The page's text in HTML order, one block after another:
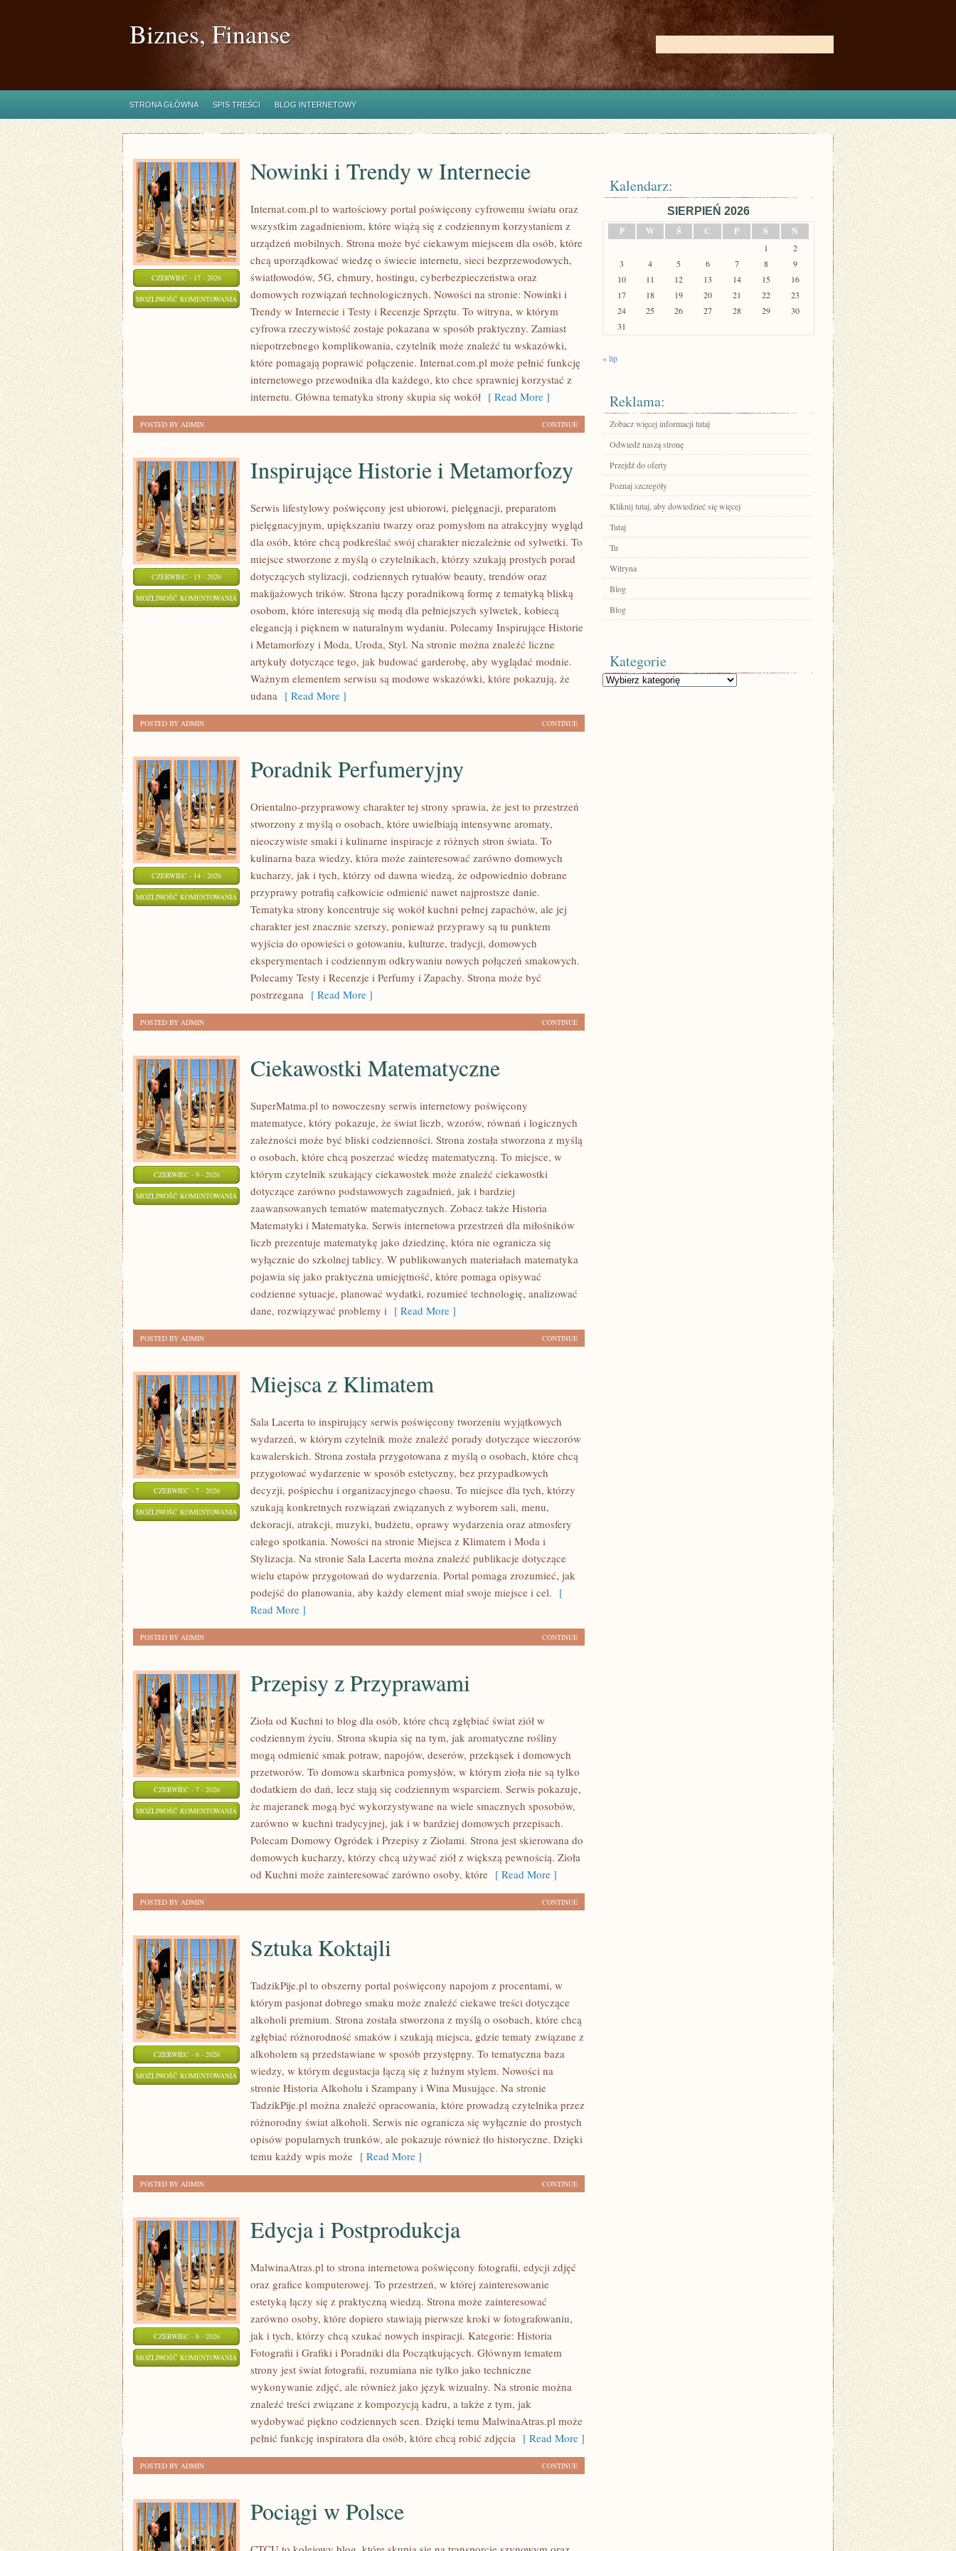
Biznes, Finanse
STRONA GŁÓWNA SPIS TREŚCI BLOG INTERNETOWY
CZERWIEC - 17 - 2026
MOŻLIWOŚĆ KOMENTOWANIA NOWINKI
TRENDY
INTERNECIE
Nowinki i Trendy w Internecie
Internat.com.pl to wartościowy portal poświęcony cyfrowemu światu oraz
wszystkim zagadnieniom, które wiążą się z codziennym korzystaniem z
urządzeń mobilnych. Strona może być ciekawym miejscem dla osób, które
chcą uporządkować wiedzę o świecie internetu, sieci bezprzewodowych,
światłowodów, 5G, chmury, hostingu, cyberbezpieczeństwa oraz
domowych rozwiązań technologicznych. Nowości na stronie: Nowinki i
Trendy w Internecie i Testy i Recenzje Sprzętu. To witryna, w którym
cyfrowa rzeczywistość zostaje pokazana w sposób praktyczny. Zamiast
niepotrzebnego komplikowania, czytelnik może znaleźć tu wskazówki,
które pomagają poprawić połączenie. Internat.com.pl może pełnić funkcję
internetowego przewodnika dla każdego, kto chce sprawniej korzystać z
internetu. Główna tematyka strony skupia się wokół [ Read More ]
CONTINUE
POSTED BY ADMIN
CZERWIEC - 15 - 2026
MOŻLIWOŚĆ KOMENTOWANIA INSPIRUJĄCE
HISTORIE
METAMORFOZY
Inspirujące Historie i Metamorfozy
Serwis lifestylowy poświęcony jest ubiorowi, pielęgnacji, preparatom
pielęgnacyjnym, upiększaniu twarzy oraz pomysłom na atrakcyjny wygląd
dla osób, które chcą podkreślać swój charakter niezależnie od sylwetki. To
miejsce stworzone z myślą o czytelnikach, którzy szukają prostych porad
dotyczących stylizacji, codziennych rytuałów beauty, trendów oraz
makijażowych trików. Strona łączy poradnikową formę z tematyką bliską
osobom, które interesują się modą dla pełniejszych sylwetek, kobiecą
elegancją i pięknem w naturalnym wydaniu. Polecamy Inspirujące Historie
i Metamorfozy i Moda, Uroda, Styl. Na stronie można znaleźć liczne
artykuły dotyczące tego, jak budować garderobę, aby wyglądać modnie.
Ważnym elementem serwisu są modowe wskazówki, które pokazują, że
udana [ Read More ]
CONTINUE
POSTED BY ADMIN
CZERWIEC - 14 - 2026
MOŻLIWOŚĆ KOMENTOWANIA PORADNIK
PERFUMERYJNY
Poradnik Perfumeryjny
Orientalno-przyprawowy charakter tej strony sprawia, że jest to przestrzeń
stworzony z myślą o osobach, które uwielbiają intensywne aromaty,
nieoczywiste smaki i kulinarne inspiracje z różnych stron świata. To
kulinarna baza wiedzy, która może zainteresować zarówno domowych
kucharzy, jak i tych, którzy od dawna wiedzą, że odpowiednio dobrane
przyprawy potrafią całkowicie odmienić nawet najprostsze danie.
Tematyka strony koncentruje się wokół kuchni pełnej zapachów, ale jej
charakter jest znacznie szerszy, ponieważ przyprawy są tu punktem
wyjścia do opowieści o gotowaniu, kulturze, tradycji, domowych
eksperymentach i codziennym odkrywaniu nowych połączeń smakowych.
Polecamy Testy i Recenzje i Perfumy i Zapachy. Strona może być
postrzegana [ Read More ]
CONTINUE
POSTED BY ADMIN
CZERWIEC - 9 - 2026
MOŻLIWOŚĆ KOMENTOWANIA CIEKAWOSTKI
MATEMATYCZNE
Ciekawostki Matematyczne
SuperMatma.pl to nowoczesny serwis internetowy poświęcony
matematyce, który pokazuje, że świat liczb, wzorów, równań i logicznych
zależności może być bliski codzienności. Strona została stworzona z myślą
o osobach, które chcą poszerzać wiedzę matematyczną. To miejsce, w
którym czytelnik szukający ciekawostek może znaleźć ciekawostki
dotyczące zarówno podstawowych zagadnień, jak i bardziej
zaawansowanych tematów matematycznych. Zobacz także Historia
Matematyki i Matematyka. Serwis internetowa przestrzeń dla miłośników
liczb prezentuje matematykę jako dziedzinę, która nie ogranicza się
wyłącznie do szkolnej tablicy. W publikowanych materiałach matematyka
pojawia się jako praktyczna umiejętność, które pomaga opisywać
codzienne sytuacje, planować wydatki, rozumieć technologię, analizować
dane, rozwiązywać problemy i [ Read More ]
CONTINUE
POSTED BY ADMIN
CZERWIEC - 7 - 2026
MOŻLIWOŚĆ KOMENTOWANIA MIEJSCA
KLIMATEM
Miejsca z Klimatem
Sala Lacerta to inspirujący serwis poświęcony tworzeniu wyjątkowych
wydarzeń, w którym czytelnik może znaleźć porady dotyczące wieczorów
kawalerskich. Strona została przygotowana z myślą o osobach, które chcą
przygotować wydarzenie w sposób estetyczny, bez przypadkowych
decyzji, pośpiechu i organizacyjnego chaosu. To miejsce dla tych, którzy
szukają konkretnych rozwiązań związanych z wyborem sali, menu,
dekoracji, atrakcji, muzyki, budżetu, oprawy wydarzenia oraz atmosfery
całego spotkania. Nowości na stronie Miejsca z Klimatem i Moda i
Stylizacja. Na stronie Sala Lacerta można znaleźć publikacje dotyczące
wielu etapów przygotowań do wydarzenia. Portal pomaga zrozumieć, jak
podejść do planowania, aby każdy element miał swoje miejsce i cel. [
Read More ]
CONTINUE
POSTED BY ADMIN
CZERWIEC - 7 - 2026
MOŻLIWOŚĆ KOMENTOWANIA PRZEPISY
PRZYPRAWAMI
Przepisy z Przyprawami
Zioła od Kuchni to blog dla osób, które chcą zgłębiać świat ziół w
codziennym życiu. Strona skupia się na tym, jak aromatyczne rośliny
mogą odmienić smak potraw, napojów, deserów, przekąsek i domowych
przetworów. To domowa skarbnica pomysłów, w którym zioła nie są tylko
dodatkiem do dań, lecz stają się codziennym wsparciem. Serwis pokazuje,
że majeranek mogą być wykorzystywane na wiele smacznych sposobów,
zarówno w kuchni tradycyjnej, jak i w bardziej domowych przepisach.
Polecam Domowy Ogródek i Przepisy z Ziołami. Strona jest skierowana do
domowych kucharzy, którzy chcą używać ziół z większą pewnością. Zioła
od Kuchni może zainteresować zarówno osoby, które [ Read More ]
CONTINUE
POSTED BY ADMIN
CZERWIEC - 6 - 2026
MOŻLIWOŚĆ KOMENTOWANIA SZTUKA
KOKTAJLI
Sztuka Koktajli
TadzikPije.pl to obszerny portal poświęcony napojom z procentami, w
którym pasjonat dobrego smaku może znaleźć ciekawe treści dotyczące
alkoholi premium. Strona została stworzona z myślą o osobach, które chcą
zgłębiać różnorodność smaków i szukają miejsca, gdzie tematy związane z
alkoholem są przedstawiane w sposób przystępny. To tematyczna baza
wiedzy, w którym degustacja łączą się z luźnym stylem. Nowości na
stronie Historia Alkoholu i Szampany i Wina Musujące. Na stronie
TadzikPije.pl można znaleźć opracowania, które prowadzą czytelnika przez
różnorodny świat alkoholi. Serwis nie ogranicza się wyłącznie do prostych
opisów popularnych trunków, ale pokazuje również tło historyczne. Dzięki
temu każdy wpis może [ Read More ]
CONTINUE
POSTED BY ADMIN
CZERWIEC - 6 - 2026
MOŻLIWOŚĆ KOMENTOWANIA EDYCJA
POSTPRODUKCJA
Edycja i Postprodukcja
MalwinaAtras.pl to strona internetowa poświęcony fotografii, edycji zdjęć
oraz grafice komputerowej. To przestrzeń, w której zainteresowanie
estetyką łączy się z praktyczną wiedzą. Strona może zainteresować
zarówno osoby, które dopiero stawiają pierwsze kroki w fotografowaniu,
jak i tych, którzy chcą szukać nowych inspiracji. Kategorie: Historia
Fotografii i Grafiki i Poradniki dla Początkujących. Głównym tematem
strony jest świat fotografii, rozumiana nie tylko jako techniczne
wykonywanie zdjęć, ale również jako język wizualny. Na stronie można
znaleźć treści związane z kompozycją kadru, a także z tym, jak
wydobywać piękno codziennych scen. Dzięki temu MalwinaAtras.pl może
pełnić funkcję inspiratora dla osób, które chcą robić zdjęcia [ Read More ]
CONTINUE
POSTED BY ADMIN
Pociągi w Polsce
Kalendarz:
SIERPIEŃ 2026
P
W Ś C P S N
1
2
3
4 5 6 7 8
9
10
11 12 13 14 15
16
17
18 19 20 21 22
23
24
25 26 27 28 29
30
31
« lip
Reklama:
Zobacz więcej informacji tutaj
Odwiedź naszą stronę
Przejdź do oferty
Poznaj szczegóły
Kliknij tutaj, aby dowiedzieć się więcej
Tutaj
Tu
Witryna
Blog
Blog
Kategorie
Kategorie